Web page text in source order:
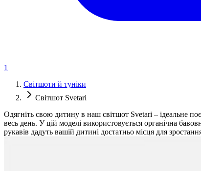
1
Світшоти й туніки
Світшот Svetari
Одягніть свою дитину в наш світшот Svetari – ідеальне
весь день. У цій моделі використовується органічна
рукавів дадуть вашій дитині достатньо місця для